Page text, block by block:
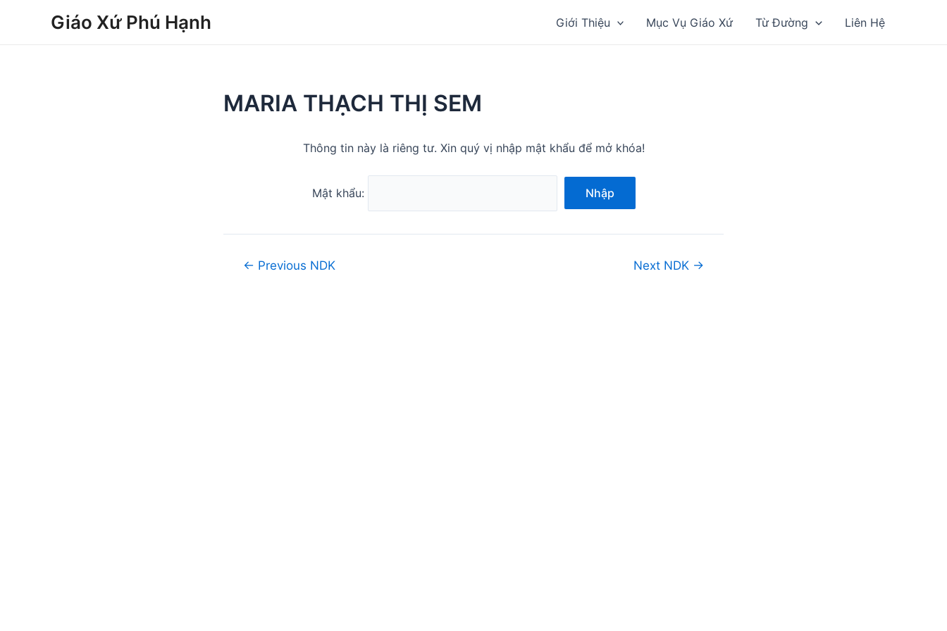
Giáo Xứ Phú Hạnh Giới Thiệu Mục Vụ Giáo Xứ Từ Đường Liên Hệ
MARIA THẠCH THỊ SEM
Thông tin này là riêng tư. Xin quý vị nhập mật khẩu để mở khóa!
Mật khẩu: Nhập
← Previous NDK Next NDK →